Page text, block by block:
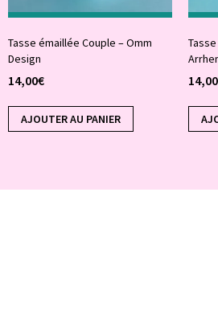
Tasse émaillée Couple – Omm
Design
14,00€
AJOUTER AU PANIER
14,00